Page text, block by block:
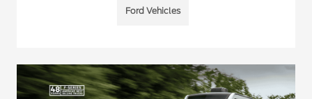
Ford Vehicles